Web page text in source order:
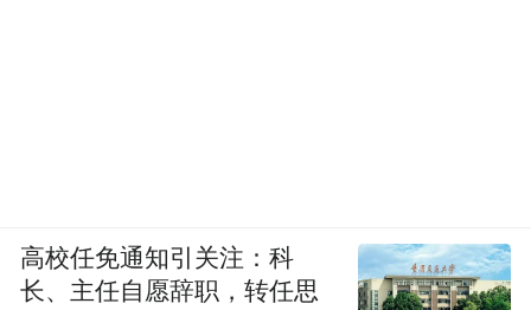
高校任免通知引关注：科
长、主任自愿辞职，转任思